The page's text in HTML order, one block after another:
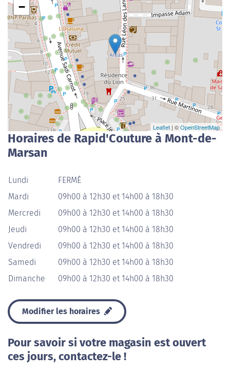
−
Leaflet | ©OpenStreetMap
Horaires de Rapid'Couture à Mont-de-
Marsan
Lundi
FERMÉ
Mardi
09h00 à 12h30 et 14h00 à 18h30
Mercredi
09h00 à 12h30 et 14h00 à 18h30
Jeudi
09h00 à 12h30 et 14h00 à 18h30
Vendredi
09h00 à 12h30 et 14h00 à 18h30
Samedi
09h00 à 12h30 et 14h00 à 18h30
Dimanche
09h00 à 12h30 et 14h00 à 18h30
Modifier les horaires
Pour savoir si votre magasin est ouvert
ces jours, contactez-le !